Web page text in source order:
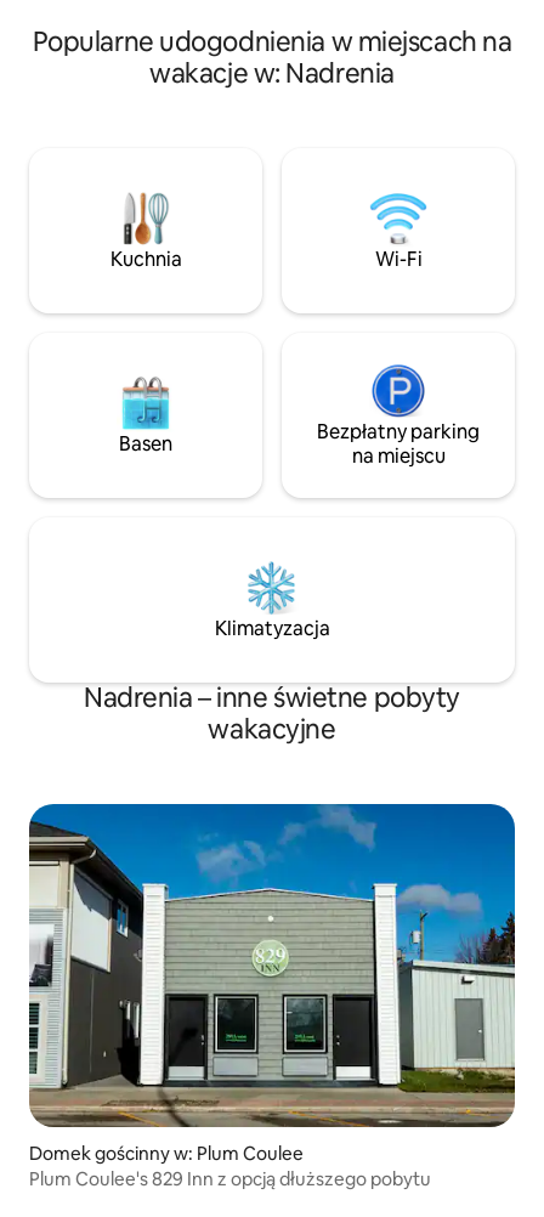
XX wieku Mieszkamy na tym samym
podwórku z 4 psami i zwierzętami
hodowlanymi. Ale każde z nas ma swoją
MUSISZ zarejestrować swojego psa jako
gościa. (Psów nie można zostawiać
samych w Granary) Koty są
niedozwolone
motelowym ma
kuchenny. W pobliżu znajduje się Sunset
Beach, Arena,
& Convenience
cały tydzień.
Popularne udogodnienia w miejscach na
wakacje w: Nadrenia
Kuchnia Wi-Fi
Basen
Bezpłatny parking
na miejscu
Klimatyzacja
Nadrenia – inne świetne pobyty
wakacyjne
Domek gościnny w: Plum Coulee
Plum Coulee's 829 Inn z opcją dłuższego pobytu